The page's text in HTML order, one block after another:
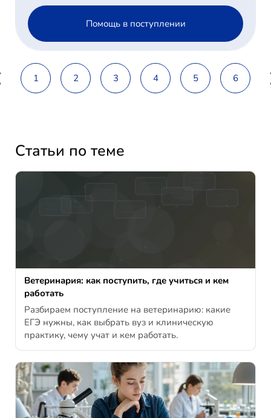
Помощь в поступлении
1 2 3 4 5 6
Статьи по теме
Ветеринария: как поступить, где учиться и кем
работать
Разбираем поступление на ветеринарию: какие
ЕГЭ нужны, как выбрать вуз и клиническую
практику, чему учат и кем работать.